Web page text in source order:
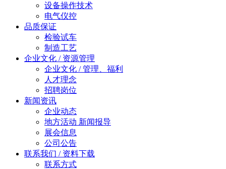
设备操作技术
电气仪控
品质保证
检验试车
制造工艺
企业文化 / 资源管理
企业文化 / 管理、福利
人才理念
招聘岗位
新闻资讯
企业动态
地方活动 新闻报导
展会信息
公司公告
联系我们 / 资料下载
联系方式